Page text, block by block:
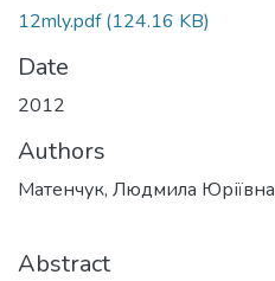
12mly.pdf (124.16 KB)
Date
2012
Authors
Матенчук, Людмила Юріївна
Abstract